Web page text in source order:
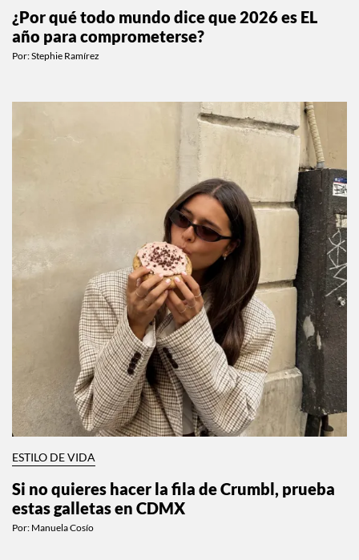
¿Por qué todo mundo dice que 2026 es EL
año para comprometerse?
Por:Stephie Ramírez
ESTILO DE VIDA
Si no quieres hacer la fila de Crumbl, prueba
estas galletas en CDMX
Por: Manuela Cosío